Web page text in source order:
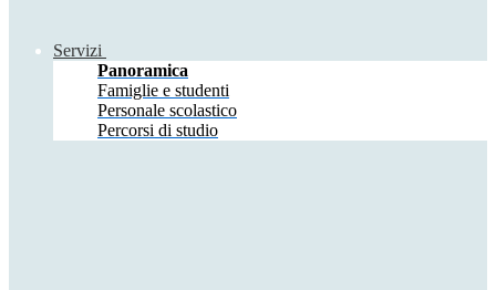
Servizi
Panoramica
Famiglie e studenti
Personale scolastico
Percorsi di studio